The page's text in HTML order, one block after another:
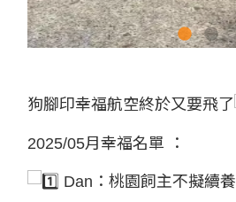
狗腳印幸福航空終於又要飛了
2025/05月幸福名單 ：
Dan：桃園飼主不擬續養